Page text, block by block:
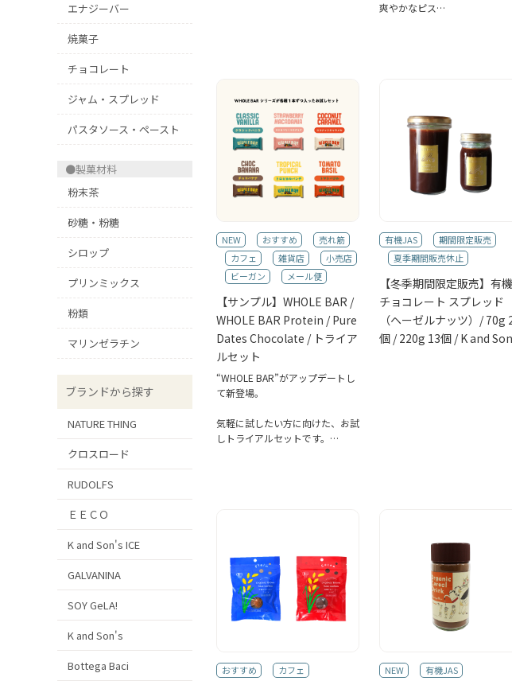
爽やかなピス…
NEW おすすめ
売れ筋
カフェ
雑貨店
小売店
ビーガン
メール便
【サンプル】WHOLE BAR /
WHOLE BAR Protein / Pure
Dates Chocolate / トライア
ルセット
“WHOLE BAR”がアップデートし
て新登場。
気軽に試したい方に向けた、お試
しトライアルセットです。…
有機JAS
期間限定販売
夏季期間販売休止
【冬季期間限定販売】有機
チョコレート スプレッド
（ヘーゼルナッツ）/ 70g
個 / 220g 13個 / K and
おすすめ
カフェ
NEW 有機JAS
エナジーバー
焼菓子
チョコレート
ジャム・スプレッド
パスタソース・ペースト
●製菓材料
粉末茶
砂糖・粉糖
シロップ
プリンミックス
粉類
マリンゼラチン
ブランドから探す
NATURE THING
クロスロード
RUDOLFS
ＥＥＣＯ
K and Son's ICE
GALVANINA
SOY GeLA!
K and Son's
Bottega Baci